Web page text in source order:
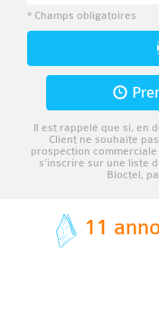
* Champs obligatoires
Il est rappelé que si, en
Client ne souhaite
prospection
s’inscrire sur une liste
Bloctel,
11